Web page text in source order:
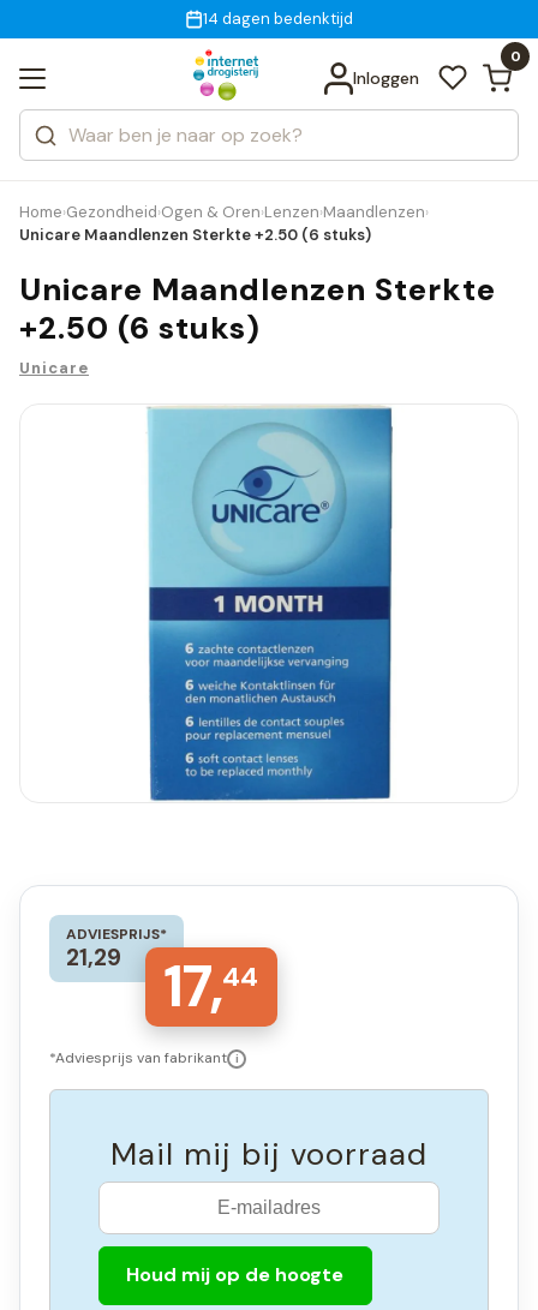
voor 18:00 uur besteld
Gratis bezorging
14 dagen bedenktijd
Inloggen
0
Zoeken
Categorieën
Merken
Bekijk alle resultaten
Home›Gezondheid›Ogen & Oren›Lenzen›Maandlenzen›
Unicare Maandlenzen Sterkte +2.50 (6 stuks)
Unicare Maandlenzen Sterkte
+2.50 (6 stuks)
Unicare
ADVIESPRIJS*
21,29 17,44
*Adviesprijs van fabrikant i
Mail mij bij voorraad
Houd mij op de hoogte